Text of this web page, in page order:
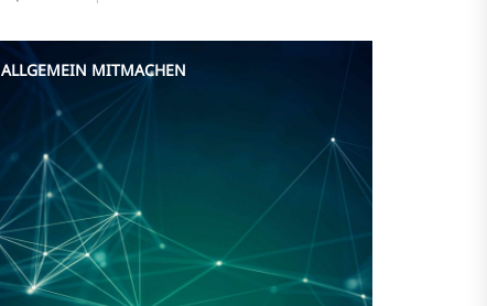
ALLGEMEIN MITMACHEN